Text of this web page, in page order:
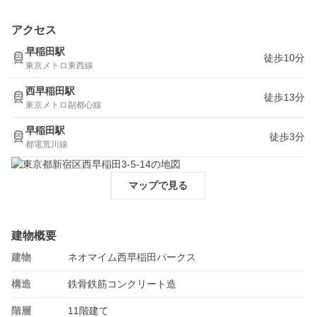
アクセス
早稲田駅
東京メトロ東西線
徒歩10分
西早稲田駅
東京メトロ副都心線
徒歩13分
早稲田駅
都電荒川線
徒歩3分
マップで見る
建物概要
建物 ネオマイム西早稲田パークス
構造 鉄骨鉄筋コンクリート造
階層 11階建て